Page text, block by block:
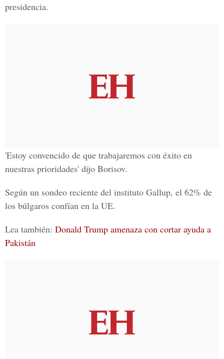
presidencia.
'Estoy convencido de que trabajaremos con éxito en
nuestras prioridades' dijo Borisov.
Según un sondeo reciente del instituto Gallup, el 62% de
los búlgaros confían en la UE.
Lea también: Donald Trump amenaza con cortar ayuda a
Pakistán